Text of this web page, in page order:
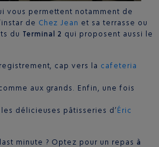
vous permettent notamment de
de Chez Jean et sa terrasse ou
du Terminal 2 qui proposent aussi le
cap vers la cafeteria
aux grands. Enfin, une fois
délicieuses pâtisseries d’Éric
minute ? Optez pour un repas à